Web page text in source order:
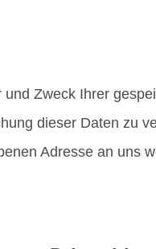
Zweck Ihrer
dieser Daten zu
Adresse an uns